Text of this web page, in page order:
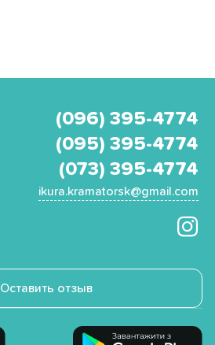
(096) 395-4774
(095) 395-4774
(073) 395-4774
ikura.kramatorsk@gmail.com
Оставить отзыв